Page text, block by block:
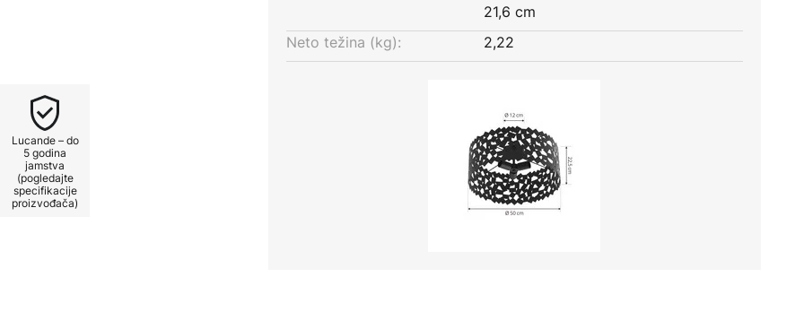
i vrhunci koji karakteriziraju
dat će osobniji pečat svakom
je za savršeno
Stvorite privlačno
svjetiljkom.
Lucande – do
5 godina
jamstva
(pogledajte
specifikacije
proizvođača)
21,6 cm
Neto težina (kg):
2,22